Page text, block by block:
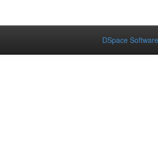
DSpace Software